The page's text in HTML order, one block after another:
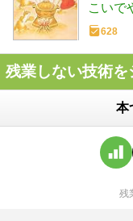
こいで
628
残業しない技術を
本
残